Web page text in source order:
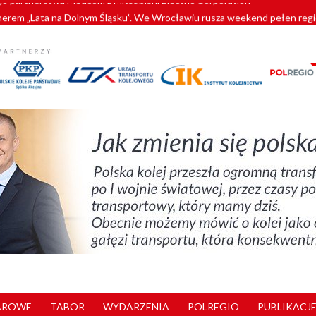
„Lata na Dolnym Śląsku”. We Wrocławiu rusza weekend pełen
znów szuka dostawcy nowych EZT
kolejowych w północnej Wielkopolsce. Łatwiejsze dojazdy do pracy i
180 nowych pracowników drużyn pociągowych od początku roku
partnerstwa Medcom z Mitsubishi Electric Corporation
TABOR WYDARZENIA POLREGIO